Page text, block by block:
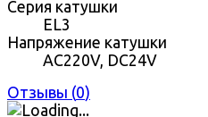
Серия катушки
EL3
Напряжение катушки
AC220V, DC24V
Отзывы (0)